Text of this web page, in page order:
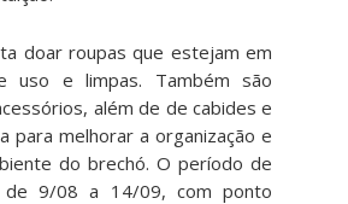
doar roupas que estejam em
uso e limpas. Também são
além de de cabides e
para melhorar a organização e
do brechó. O período de
de 9/08 a 14/09, com ponto